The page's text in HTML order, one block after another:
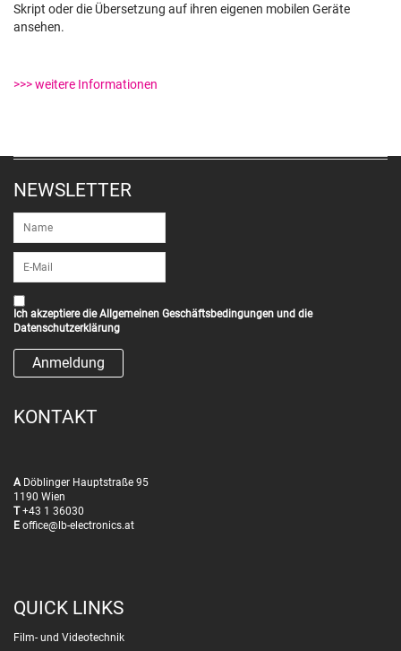
Skript oder die Übersetzung auf ihren eigenen mobilen Geräte
ansehen.
>>> weitere Informationen
NEWSLETTER
Ich akzeptiere dieAllgemeinen Geschäftsbedingungen und die
Datenschutzerklärung
KONTAKT
A Döblinger Hauptstraße 95
1190 Wien
T+43 1 36030
E office@lb-electronics.at
QUICK LINKS
Film- und Videotechnik